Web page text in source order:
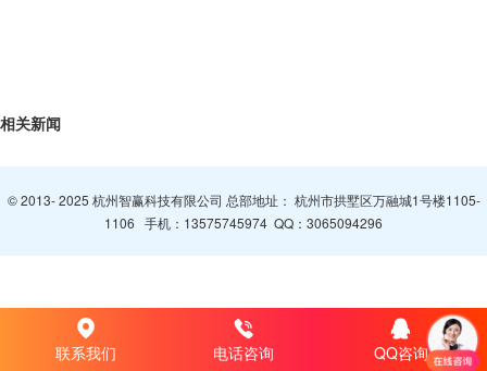
相关新闻
© 2013- 2025 杭州智赢科技有限公司 总部地址： 杭州市拱墅区万融城1号楼1105-
1106 手机： 13575745974 QQ： 3065094296
联系我们 电话咨询 QQ咨询